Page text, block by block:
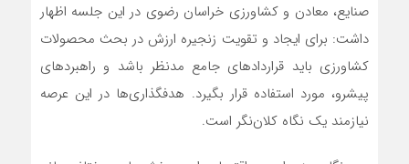
صنایع، معادن و کشاورزی خراسان رضوی در این جلسه اظهار
داشت: برای ایجاد و تقویت زنجیره ارزش در بحث محصولات
کشاورزی باید قراردادهای جامع مدنظر باشد و راهبردهای
پیشرو، مورد استفاده قرار بگیرد. هدفگذاری‌ها در این عرصه
نیازمند یک نگاه کلان‌نگر است.